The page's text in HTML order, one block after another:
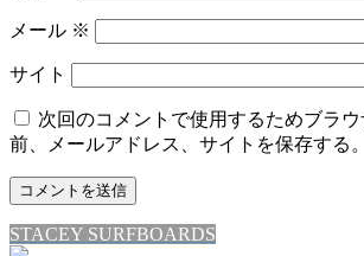
メール ※
サイト
次回のコメントで使用するためブラ
前、メールアドレス、サイトを保存する。
STACEY SURFBOARDS